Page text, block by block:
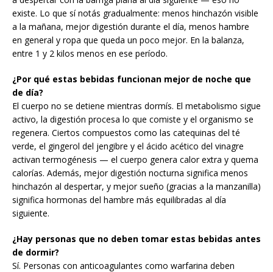
existe. Lo que sí notás gradualmente: menos hinchazón visible
a la mañana, mejor digestión durante el día, menos hambre
en general y ropa que queda un poco mejor. En la balanza,
entre 1 y 2 kilos menos en ese período.
¿Por qué estas bebidas funcionan mejor de noche que
de día?
El cuerpo no se detiene mientras dormís. El metabolismo sigue
activo, la digestión procesa lo que comiste y el organismo se
regenera. Ciertos compuestos como las catequinas del té
verde, el gingerol del jengibre y el ácido acético del vinagre
activan termogénesis — el cuerpo genera calor extra y quema
calorías. Además, mejor digestión nocturna significa menos
hinchazón al despertar, y mejor sueño (gracias a la manzanilla)
significa hormonas del hambre más equilibradas al día
siguiente.
¿Hay personas que no deben tomar estas bebidas antes
de dormir?
Sí. Personas con anticoagulantes como warfarina deben